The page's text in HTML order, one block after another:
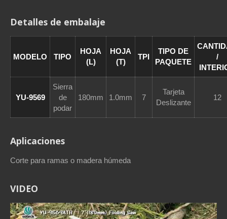
Detalles de embalaje
MODELO TIPO
HOJA
(L)
HOJA
(T)
TPI
TIPO DE
PAQUETE
/
YU-9569
Sierra
de
podar
180mm 1.0mm 7
Tarjeta
Deslizante
12
Aplicaciones
Corte para ramas o madera húmeda
VIDEO